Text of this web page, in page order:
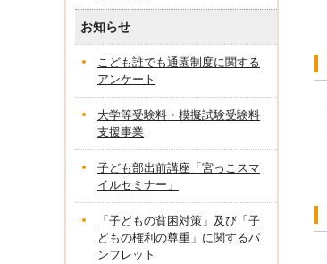
お知らせ
こども誰でも通園制度に関する
アンケート
大学等受験料・模擬試験受験料
支援事業
子ども部出前講座「宮っこスマ
イルセミナー」
「子どもの貧困対策」及び「子
どもの権利の尊重」に関するパ
ンフレット